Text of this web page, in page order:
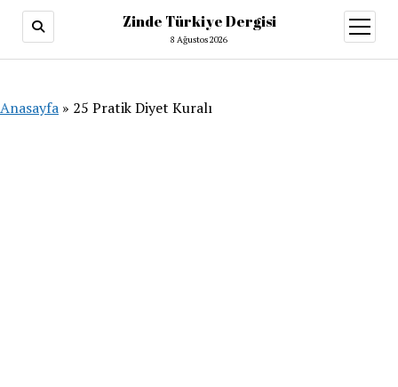
Zinde Türkiye Dergisi
8 Ağustos 2026
aç
Anasayfa » 25 Pratik Diyet Kuralı